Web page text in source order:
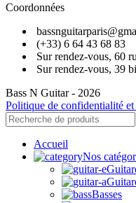
Coordonnées
(+33) 6 64 43 68 83
Sur rendez-vous, 60
Sur rendez-vous, 39
Bass N Guitar - 2026
Politique de confidentialité
Accueil
Nos
Basses